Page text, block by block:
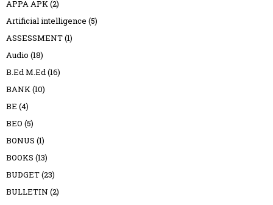
APPA APK(2)
Artificial intelligence (5)
ASSESSMENT(1)
Audio (18)
B.Ed M.Ed(16)
BANK(10)
BE (4)
BEO (5)
BONUS (1)
BOOKS (13)
BUDGET(23)
BULLETIN (2)